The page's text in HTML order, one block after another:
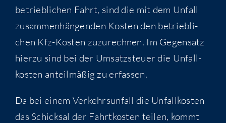
betrieb­li­chen Fahrt, sind die mit dem Unfall
zusam­men­hän­gen­den Kos­ten den betrieb­li­
chen Kfz-Kos­ten zuzu­rech­nen. Im Gegen­satz
hier­zu sind bei der Umsatz­steu­er die Unfall­
kos­ten anteil­mä­ßig zu erfassen.
Da bei einem Ver­kehrs­un­fall die Unfall­kos­ten
das Schick­sal der Fahrt­kos­ten tei­len, kommt